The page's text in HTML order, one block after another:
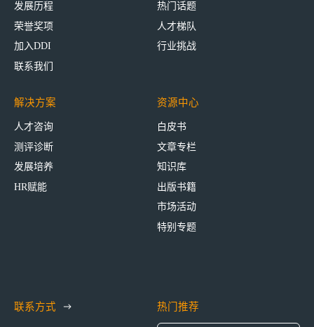
发展历程
荣誉奖项
加入DDI
联系我们
热门话题
人才梯队
行业挑战
解决方案
人才咨询
测评诊断
发展培养
HR赋能
资源中心
白皮书
文章专栏
知识库
出版书籍
市场活动
特别专题
联系方式 热门推荐